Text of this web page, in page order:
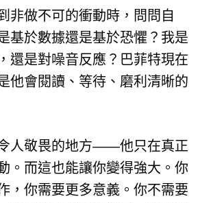
非做不可的衝動時，問問自
基於數據還是基於恐懼？我是
還是對噪音反應？巴菲特現在
他會閱讀、等待、磨利清晰的
人敬畏的地方——他只在真正
。而這也能讓你變得強大。你
，你需要更多意義。你不需要